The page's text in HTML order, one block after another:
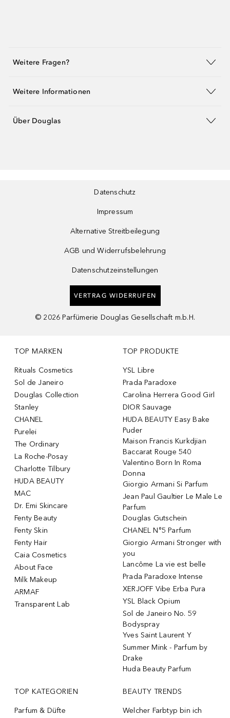
Weitere Fragen?
Weitere Informationen
Über Douglas
Datenschutz
Impressum
Alternative Streitbeilegung
AGB und Widerrufsbelehrung
Datenschutzeinstellungen
VERTRAG WIDERRUFEN
© 2026 Parfümerie Douglas Gesellschaft m.b.H.
TOP MARKEN
Rituals Cosmetics
Sol de Janeiro
Douglas Collection
Stanley
CHANEL
Purelei
The Ordinary
La Roche-Posay
Charlotte Tilbury
HUDA BEAUTY
MAC
Dr. Emi Skincare
Fenty Beauty
Fenty Skin
Fenty Hair
Caia Cosmetics
About Face
Milk Makeup
ARMAF
Transparent Lab
TOP PRODUKTE
YSL Libre
Prada Paradoxe
Carolina Herrera Good Girl
DIOR Sauvage
HUDA BEAUTY Easy Bake
Puder
Maison Francis Kurkdjian
Baccarat Rouge 540
Valentino Born In Roma
Donna
Giorgio Armani Si Parfum
Jean Paul Gaultier Le Male Le
Parfum
Douglas Gutschein
CHANEL N°5 Parfum
Giorgio Armani Stronger with
you
Lancôme La vie est belle
Prada Paradoxe Intense
XERJOFF Vibe Erba Pura
YSL Black Opium
Sol de Janeiro No. 59
Bodyspray
Yves Saint Laurent Y
Summer Mink - Parfum by
Drake
Huda Beauty Parfum
TOP KATEGORIEN
Parfum & Düfte
BEAUTY TRENDS
Welcher Farbtyp bin ich